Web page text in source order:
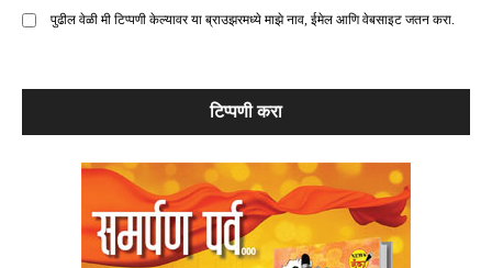
पुढील वेळी मी टिप्पणी केल्यावर या ब्राउझरमध्ये माझे नाव, ईमेल आणि वेबसाइट जतन करा.